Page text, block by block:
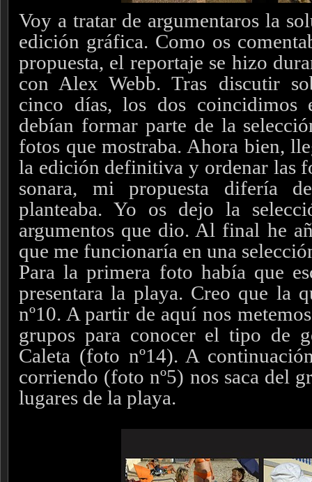
Voy a tratar de argumentaros la
edición gráfica. Como os
propuesta, el reportaje se hizo
con Alex Webb. Tras discutir
cinco días, los dos coincidimos
debían formar parte de la
fotos que mostraba. Ahora bien,
la edición definitiva y ordenar las
sonara, mi propuesta difería
planteaba. Yo os dejo la
argumentos que dio. Al final he
que me funcionaría en una
Para la primera foto había que
presentara la playa. Creo que la
nº10. A partir de aquí nos
grupos para conocer el tipo de
Caleta (foto nº14). A
corriendo (foto nº5) nos saca del
lugares de la playa.